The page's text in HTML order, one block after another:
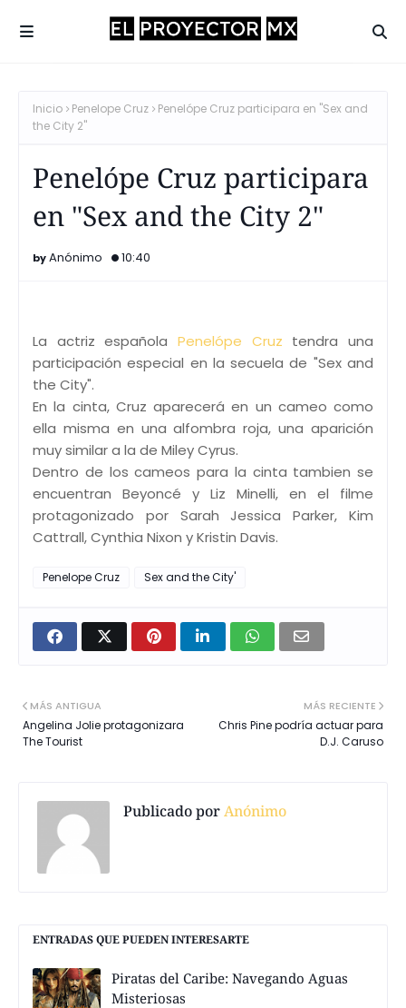
Inicio Penelope Cruz
Penelópe Cruz participara en "Sex and
the City 2"
Penelópe Cruz participara
en "Sex and the City 2"
Anónimo 10:40
La actriz española Penelópe Cruz tendra una
participación especial en la secuela de "Sex and
the City".
En la cinta, Cruz aparecerá en un cameo como
ella misma en una alfombra roja, una aparición
muy similar a la de Miley Cyrus.
Dentro de los cameos para la cinta tambien se
encuentran Beyoncé y Liz Minelli, en el filme
protagonizado por Sarah Jessica Parker, Kim
Cattrall, Cynthia Nixon y Kristin Davis.
Penelope Cruz Sex and the City'
MÁS RECIENTE
Chris Pine podría actuar para
D.J. Caruso
MÁS ANTIGUA
Angelina Jolie protagonizara
The Tourist
Publicado porAnónimo
ENTRADAS QUE PUEDEN INTERESARTE
Piratas del Caribe: Navegando Aguas
Misteriosas